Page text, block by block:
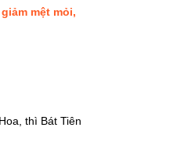
mệt mỏi,
thì Bát Tiên